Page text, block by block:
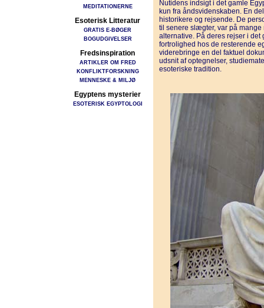
MEDITATIONERNE
Esoterisk Litteratur
GRATIS E-BØGER
BOGUDGIVELSER
Fredsinspiration
ARTIKLER OM FRED
KONFLIKTFORSKNING
MENNESKE & MILJØ
Egyptens mysterier
ESOTERISK EGYPTOLOGI
Nutidens indsigt i det gamle
kun fra åndsvidenskaben. En
historikere og rejsende. De
til senere slægter, var på
alternative. På deres rejser i
fortrolighed hos de resterende
viderebringe en del faktuel
udsnit af optegnelser,
esoteriske tradition.